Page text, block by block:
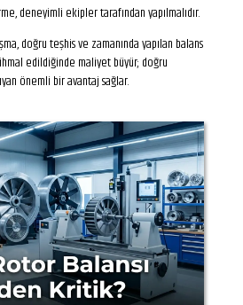
deneyimli ekipler tarafından yapılmalıdır.
doğru teşhis ve zamanında yapılan balans
edildiğinde maliyet büyür; doğru
önemli bir avantaj sağlar.